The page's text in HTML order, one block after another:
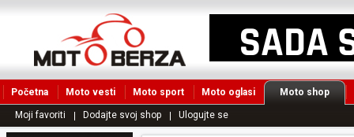
Početna Moto vesti Moto sport Moto oglasi Moto shop
Moji favoriti Dodajte svoj shop Ulogujte se